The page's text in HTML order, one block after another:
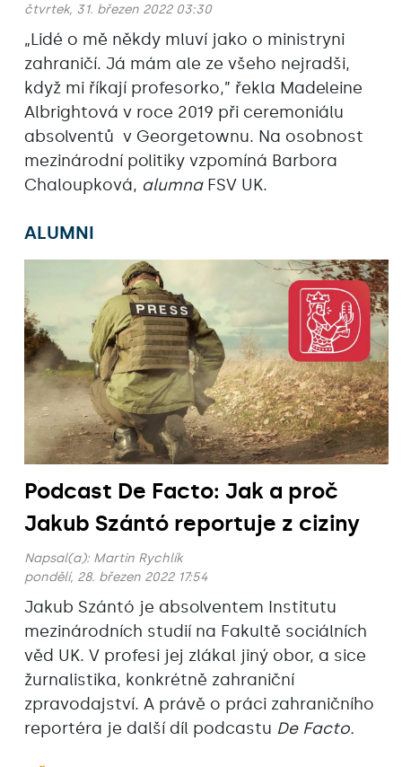
čtvrtek, 31. březen 2022 03:30
„Lidé o mě někdy mluví jako o ministryni
zahraničí. Já mám ale ze všeho nejradši,
když mi říkají profesorko,” řekla Madeleine
Albrightová v roce 2019 při ceremoniálu
absolventů v Georgetownu. Na osobnost
mezinárodní politiky vzpomíná Barbora
Chaloupková, alumnaFSV UK.
ALUMNI
Podcast De Facto: Jak a proč
Jakub Szántó reportuje z ciziny
Napsal(a): Martin Rychlík
pondělí, 28. březen 2022 17:54
Jakub Szántó je absolventem Institutu
mezinárodních studií na Fakultě sociálních
věd UK. V profesi jej zlákal jiný obor, a sice
žurnalistika, konkrétně zahraniční
zpravodajství. A právě o práci zahraničního
reportéra je další díl podcastu De Facto.